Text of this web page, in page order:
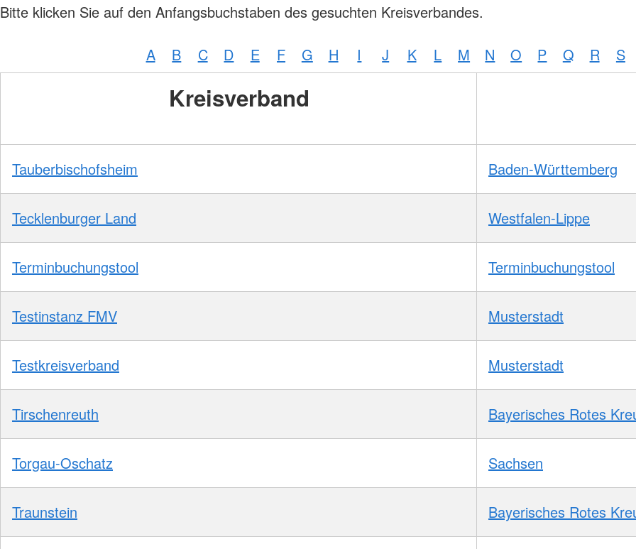
Bitte klicken Sie auf den Anfangsbuchstaben des gesuchten Kreisverbandes.
A B C D E F G H I J K L M N O P Q R S
Kreisverband
Tauberbischofsheim Baden-Württemberg
Tecklenburger Land Westfalen-Lippe
Terminbuchungstool Terminbuchungstool
Testinstanz FMV Musterstadt
Testkreisverband Musterstadt
Tirschenreuth Bayerisches Rotes
Torgau-Oschatz Sachsen
Traunstein Bayerisches Rotes